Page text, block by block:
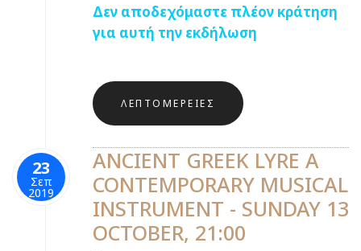
Δεν αποδεχόμαστε πλέον κράτηση
για αυτή την εκδήλωση
ΛΕΠΤΟΜΈΡΕΙΕΣ
23
Σεπ
2019
ANCIENT GREEK LYRE A
CONTEMPORARY MUSICAL
INSTRUMENT - SUNDAY 13
OCTOBER, 21:00